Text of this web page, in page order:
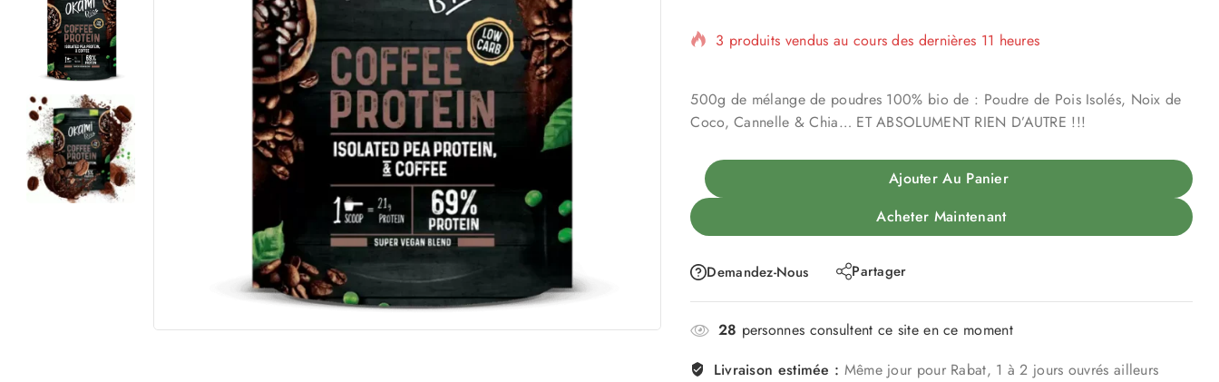
3 produits vendus au cours des dernières 11 heures
500g de mélange de poudres 100% bio de : Poudre de Pois Isolés, Noix de
Coco, Cannelle & Chia… ET ABSOLUMENT RIEN D’AUTRE !!!
Ajouter Au Panier
Acheter Maintenant
Demandez-Nous Partager
28 personnes consultent ce site en ce moment
Livraison estimée : Même jour pour Rabat, 1 à 2 jours ouvrés ailleurs